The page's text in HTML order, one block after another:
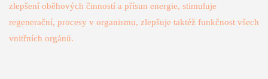
zlepšení oběhových činností a přísun energie, stimuluje
regenerační, procesy v organismu, zlepšuje taktéž funkčnost všech
vnitřních orgánů.